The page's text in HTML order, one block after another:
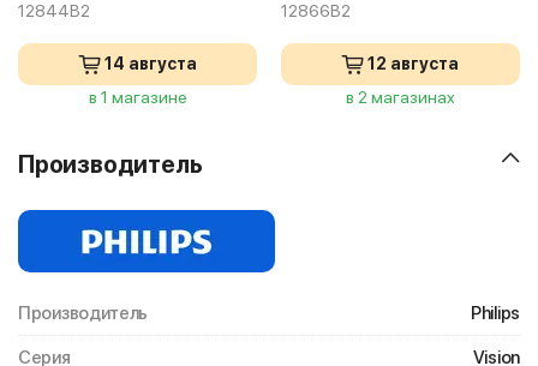
12844B2
14 августа
в 1 магазине
12866B2
12 августа
в 2 магазинах
Производитель
Производитель Philips
Серия Vision